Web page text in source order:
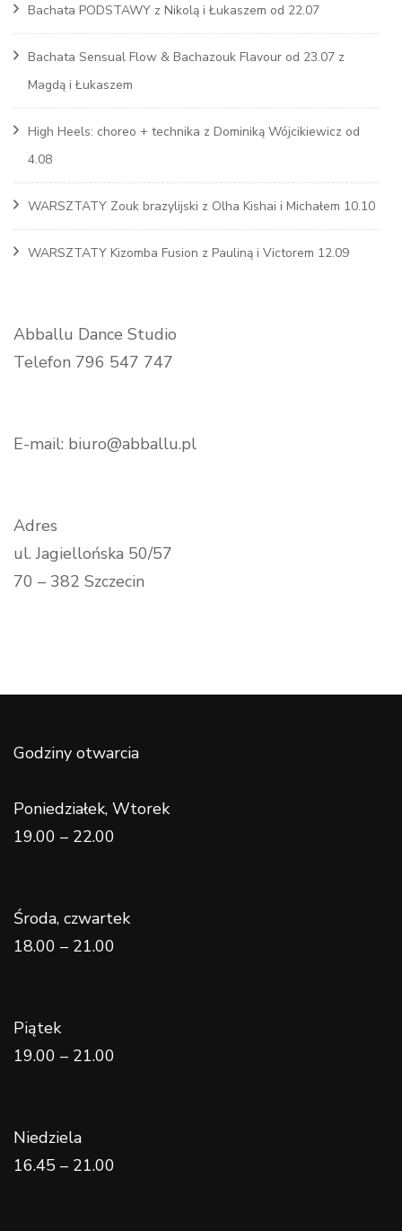
Bachata PODSTAWY z Nikolą i Łukaszem od 22.07
Bachata Sensual Flow & Bachazouk Flavour od 23.07 z
Magdą i Łukaszem
High Heels: choreo + technika z Dominiką Wójcikiewicz od
4.08
WARSZTATY Zouk brazylijski z Olha Kishai i Michałem 10.10
WARSZTATY Kizomba Fusion z Pauliną i Victorem 12.09
Abballu Dance Studio
Telefon 796 547 747
E-mail: biuro@abballu.pl
Adres
ul. Jagiellońska 50/57
70 – 382 Szczecin
Godziny otwarcia
Poniedziałek, Wtorek
19.00 – 22.00
Środa, czwartek
18.00 – 21.00
Piątek
19.00 – 21.00
Niedziela
16.45 – 21.00